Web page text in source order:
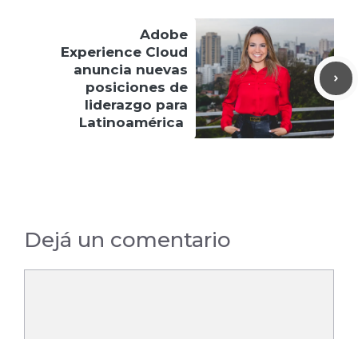
Adobe
Experience Cloud
anuncia nuevas
posiciones de
liderazgo para
Latinoamérica
Dejá un comentario